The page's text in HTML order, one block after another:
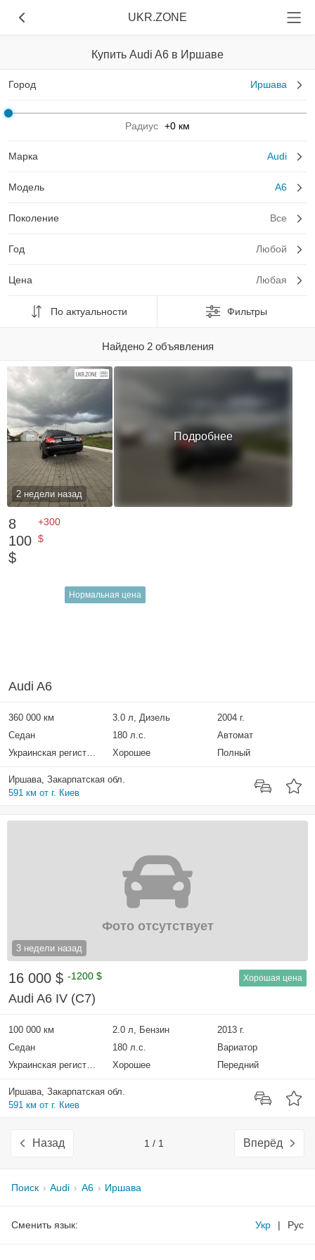
UKR.ZONE
Купить Audi A6 в Иршаве
Город Иршава
Радиус +0 км
Марка Audi
Модель A6
Поколение Все
Год Любой
Цена Любая
По актуальности Фильтры
Найдено 2 объявления
2 недели назад
Подробнее
8
100
$
+300
$
Нормальная цена
Audi A6
360 000 км 3.0 л, Дизель
2004 г.
Седан
180 л.с.
Автомат
Украинская регистрация
Хорошее Полный
Иршава, Закарпатская обл.
591 км от г. Киев
3 недели назад
Фото отсутствует
16 000 $ -1200 $ Хорошая цена
Audi A6 IV (C7)
100 000 км 2.0 л, Бензин
2013 г.
Седан
180 л.с.
Вариатор
Украинская регистрация
Хорошее Передний
Иршава, Закарпатская обл.
591 км от г. Киев
Назад 1 / 1 Вперёд
Поиск Audi A6 Иршава
Сменить язык: Укр | Рус